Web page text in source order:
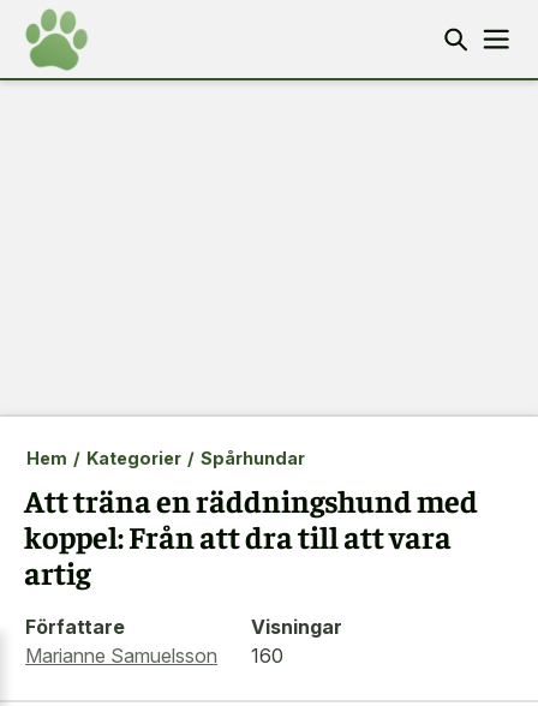
Hem / Kategorier / Spårhundar
Att träna en räddningshund med
koppel: Från att dra till att vara
artig
Författare
Marianne Samuelsson
Visningar
160